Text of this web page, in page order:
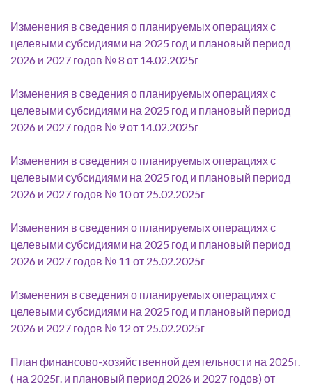
Изменения в сведения о планируемых операциях с
целевыми субсидиями на 2025 год и плановый период
2026 и 2027 годов № 8 от 14.02.2025г
Изменения в сведения о планируемых операциях с
целевыми субсидиями на 2025 год и плановый период
2026 и 2027 годов № 9 от 14.02.2025г
Изменения в сведения о планируемых операциях с
целевыми субсидиями на 2025 год и плановый период
2026 и 2027 годов № 10 от 25.02.2025г
Изменения в сведения о планируемых операциях с
целевыми субсидиями на 2025 год и плановый период
2026 и 2027 годов № 11 от 25.02.2025г
Изменения в сведения о планируемых операциях с
целевыми субсидиями на 2025 год и плановый период
2026 и 2027 годов № 12 от 25.02.2025г
План финансово-хозяйственной деятельности на 2025г.
( на 2025г. и плановый период 2026 и 2027 годов) от